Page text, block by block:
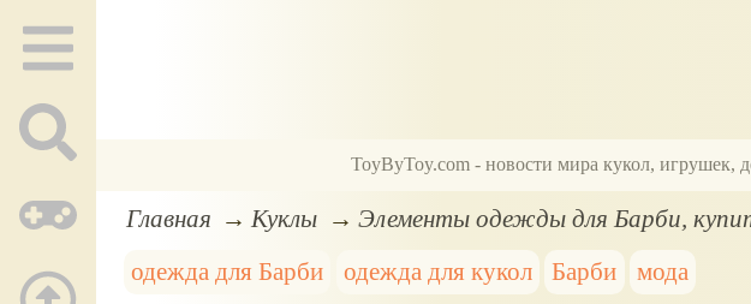
ToyByToy.com - новости мира кукол, игрушек,
Главная Куклы
Элементы одежды для Барби,
одежда для Барби
одежда для кукол Барби мода